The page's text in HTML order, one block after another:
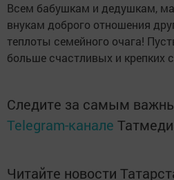
Всем бабушкам и дедушкам,
внукам доброго отношения
теплоты семейного очага!
больше счастливых и крепких
Следите за самым
Telegram-канале
Читайте новости